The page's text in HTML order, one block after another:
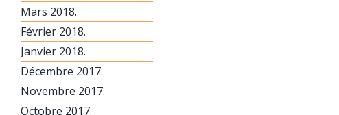
Mars 2018.
Février 2018.
Janvier 2018.
Décembre 2017.
Novembre 2017.
Octobre 2017.